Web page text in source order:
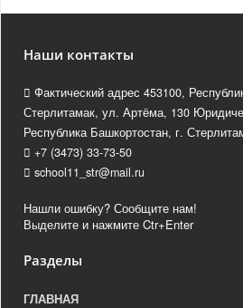
Наши контакты
Фактический адрес 453100,
Стерлитамак, ул. Артёма, 130
Республика Башкортостан, г.
+7 (3473) 33-73-50
school11_str@mail.ru
Нашли ошибку? Сообщите нам!
Выделите и нажмите Ctr+Enter
Разделы
ГЛАВНАЯ